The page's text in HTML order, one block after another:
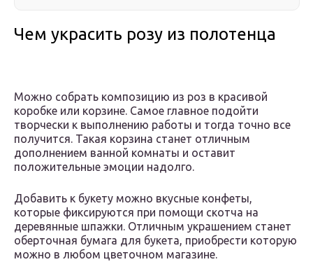
Чем украсить розу из полотенца
Можно собрать композицию из роз в красивой
коробке или корзине. Самое главное подойти
творчески к выполнению работы и тогда точно все
получится. Такая корзина станет отличным
дополнением ванной комнаты и оставит
положительные эмоции надолго.
Добавить к букету можно вкусные конфеты,
которые фиксируются при помощи скотча на
деревянные шпажки. Отличным украшением станет
оберточная бумага для букета, приобрести которую
можно в любом цветочном магазине.